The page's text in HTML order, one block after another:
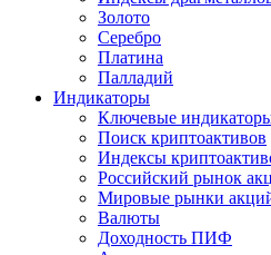
Золото
Серебро
Платина
Палладий
Индикаторы
Ключевые
Поиск криптоактивов
Индексы
Российский рынок
Мировые рынки
Валюты
Доходность ПИФ